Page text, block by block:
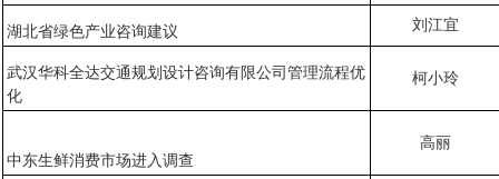
湖北省绿色产业咨询建议 刘江宜
武汉华科全达交通规划设计咨询有限公司管理流程优
化
柯小玲
中东生鲜消费市场进入调查
高丽